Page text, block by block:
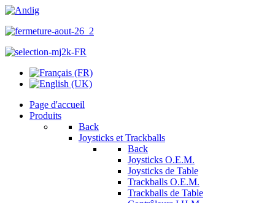
Page d'accueil
Produits
Back
Joysticks et Trackballs
Back
Joysticks O.E.M.
Joysticks de Table
Trackballs O.E.M.
Trackballs de Table